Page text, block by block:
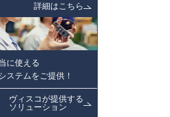
詳細はこちら
に使える
ステムをご提供！
ヴィスコが提供する
ソリューション